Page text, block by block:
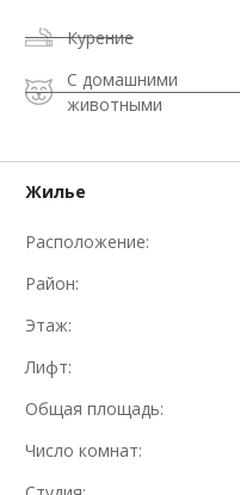
Курение
С домашними
животными
Жилье
Расположение:
Район:
Этаж:
Лифт:
Общая площадь:
Число комнат: